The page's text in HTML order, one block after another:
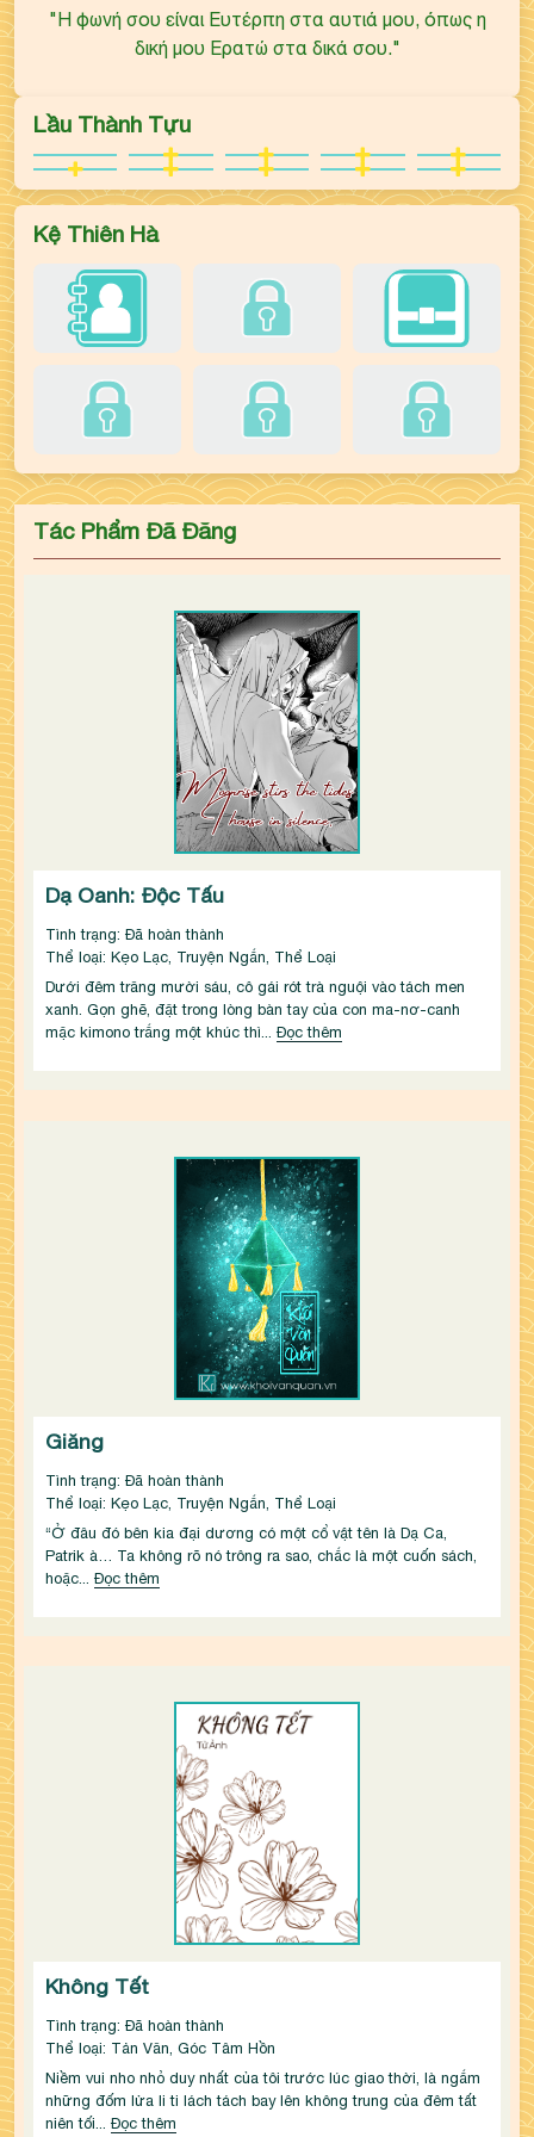
"Η φωνή σου είναι Ευτέρπη στα αυτιά μου, όπως η
δική μου Ερατώ στα δικά σου."
Lầu Thành Tựu
Kệ Thiên Hà
Tác Phẩm Đã Đăng
Dạ Oanh: Độc Tấu
Tình trạng: Đã hoàn thành
Thể loại: Kẹo Lạc, Truyện Ngắn, Thể Loại
Dưới đêm trăng mười sáu, cô gái rót trà nguội vào tách men
xanh. Gọn ghẽ, đặt trong lòng bàn tay của con ma-nơ-canh
mặc kimono trắng một khúc thì... Đọc thêm
Giăng
Tình trạng: Đã hoàn thành
Thể loại: Kẹo Lạc, Truyện Ngắn, Thể Loại
“Ở đâu đó bên kia đại dương có một cổ vật tên là Dạ Ca,
Patrik à… Ta không rõ nó trông ra sao, chắc là một cuốn sách,
hoặc...
Đọc thêm
Không Tết
Tình trạng: Đã hoàn thành
Thể loại: Tản Văn, Góc Tâm Hồn
Niềm vui nho nhỏ duy nhất của tôi trước lúc giao thời, là ngắm
những đốm lửa li ti lách tách bay lên không trung của đêm tất
niên tối... Đọc thêm